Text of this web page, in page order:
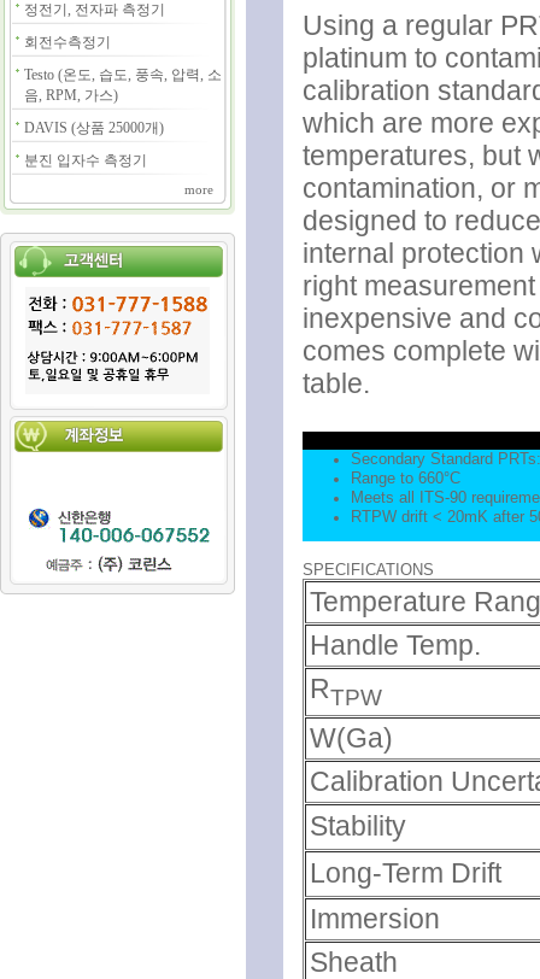
정전기, 전자파 측정기
회전수측정기
Testo (온도, 습도, 풍속, 압력, 소
음, RPM, 가스)
DAVIS (상품 25000개)
분진 입자수 측정기
more
Using a regular
platinum to
calibration
which are more
temperatures, but
contamination, or
designed to
internal protection
right
inexpensive and
comes complete
table.
Secondary Standard
Range to 660°C
Meets all ITS-90
RTPW drift < 20mK after
SPECIFICATIONS
Temperature
Handle Temp.
RTPW
W(Ga)
Calibration
Stability
Long-Term Drift
Immersion
Sheath